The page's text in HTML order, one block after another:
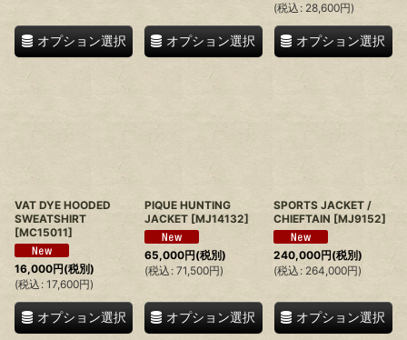
オプション選択 オプション選択
(税込 : 28,600円)
オプション選択
VAT DYE HOODED
SWEATSHIRT
[MC15011]
16,000円(税別)
(税込 : 17,600円)
オプション選択
PIQUE HUNTING
JACKET [MJ14132]
65,000円(税別)
(税込 : 71,500円)
オプション選択
SPORTS JACKET /
CHIEFTAIN [MJ9152]
240,000円(税別)
(税込 : 264,000円)
オプション選択